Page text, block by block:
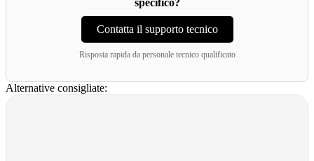
specifico?
Contatta il supporto tecnico
Risposta rapida da personale tecnico qualificato
Alternative consigliate: